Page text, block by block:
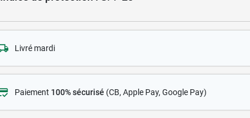
Livré mardi
Paiement 100% sécurisé (CB, Apple Pay, Google Pay)